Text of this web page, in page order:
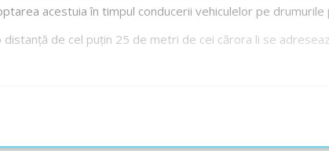
acestuia în timpul conducerii vehiculelor pe drumurile
de cel puțin 25 de metri de cei cărora li se
, conducătorii de autovehicule (cu